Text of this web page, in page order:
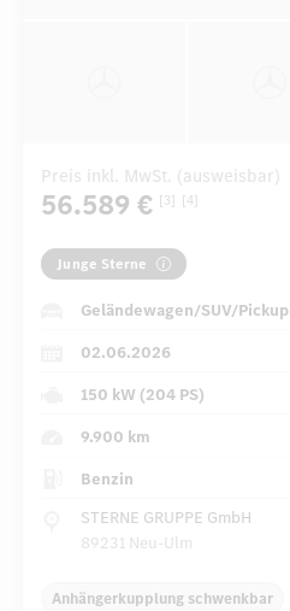
Preis inkl. MwSt. (ausweisbar)
56.589 € [3] [4]
Junge Sterne
Geländewagen/SUV/Pickup
02.06.2026
150 kW (204 PS)
9.900 km
Benzin
STERNE GRUPPE GmbH
89231 Neu-Ulm
Anhängerkupplung schwenkbar